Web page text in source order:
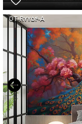
OT-R۷۷۵۴-A